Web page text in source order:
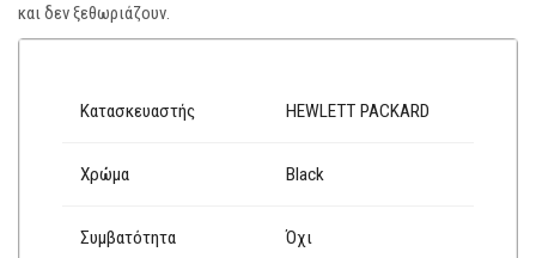
και δεν ξεθωριάζουν.
Κατασκευαστής HEWLETT PACKARD
Χρώμα Black
Συμβατότητα Όχι